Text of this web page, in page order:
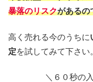
暴落のリスクがあるの
高く売れる今のうちに
定を試してみて下さい
＼６０秒の